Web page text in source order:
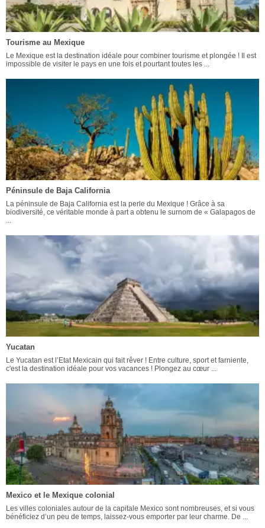
Tourisme au Mexique
Le Mexique est la destination idéale pour combiner tourisme et plongée ! Il est
impossible de visiter le pays en une fois et pourtant toutes les ...
Péninsule de Baja California
La péninsule de Baja California est la perle du Mexique ! Grâce à sa
biodiversité, ce véritable monde à part a obtenu le surnom de « Galapagos de
Yucatan
Le Yucatan est l’Etat Mexicain qui fait rêver ! Entre culture, sport et farniente,
c'est la destination idéale pour vos vacances ! Plongez au cœur ...
Mexico et le Mexique colonial
Les villes coloniales autour de la capitale Mexico sont nombreuses, et si vous
bénéficiez d’un peu de temps, laissez-vous emporter par leur charme. De ...